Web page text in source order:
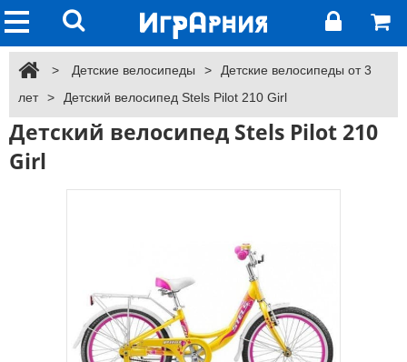
> Детские велосипеды >
Детские велосипеды от 3
лет
> Детский велосипед Stels Pilot 210 Girl
Детский велосипед Stels Pilot 210
Girl